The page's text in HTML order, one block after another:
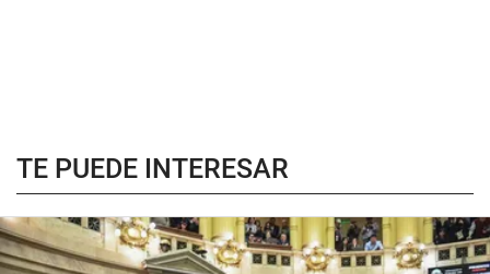
TE PUEDE INTERESAR